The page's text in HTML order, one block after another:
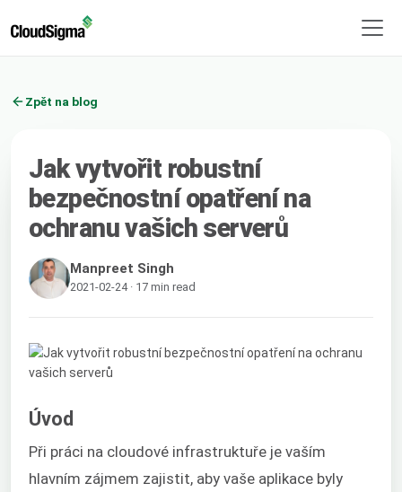
Zpět na blog
Jak vytvořit robustní
bezpečnostní opatření na
ochranu vašich serverů
Manpreet Singh
2021-02-24 · 17 min read
Úvod
Při práci na cloudové infrastruktuře je vaším
hlavním zájmem zajistit, aby vaše aplikace byly